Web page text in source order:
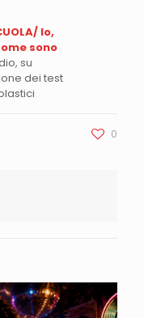
Io,
sono
su
dei test
0